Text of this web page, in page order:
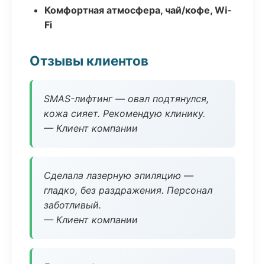
Комфортная атмосфера, чай/кофе, Wi-
Fi
Отзывы клиентов
SMAS-лифтинг — овал подтянулся,
кожа сияет. Рекомендую клинику.
— Клиент компании
Сделала лазерную эпиляцию —
гладко, без раздражения. Персонал
заботливый.
— Клиент компании